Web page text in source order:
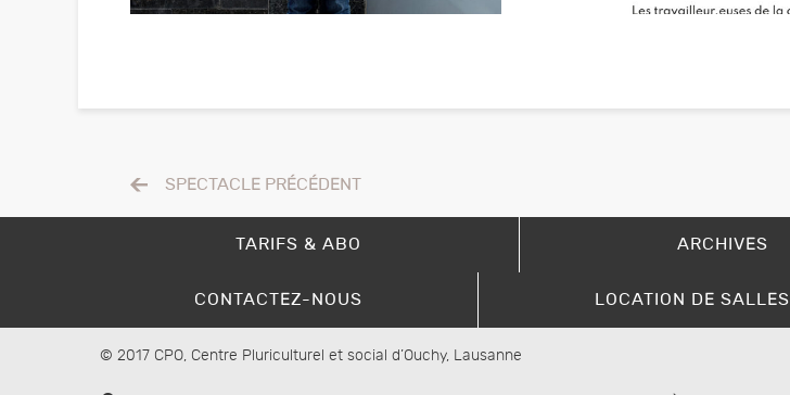
SPECTACLE PRÉCÉDENT
TARIFS & ABO ARCHIVES
CONTACTEZ-NOUS LOCATION DE SALLES
© 2017 CPO, Centre Pluriculturel et social d’Ouchy, Lausanne